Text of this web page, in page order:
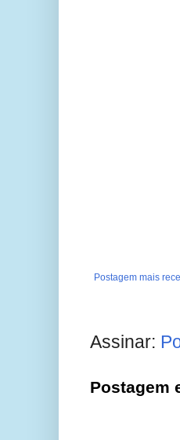
Postagem mais
Assinar:
Postagem